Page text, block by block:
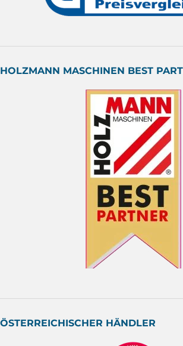
HOLZMANN MASCHINEN BEST
ÖSTERREICHISCHER HÄNDLER